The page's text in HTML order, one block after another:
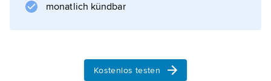
Informationen zum Artikel
monatlich kündbar
Kostenlos testen